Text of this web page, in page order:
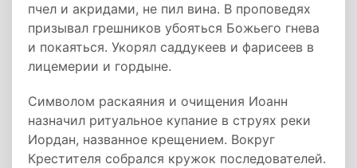
пчел и акридами, не пил вина. В проповедях
призывал грешников убояться Божьего гнева
и покаяться. Укорял саддукеев и фарисеев в
лицемерии и гордыне.
Символом раскаяния и очищения Иоанн
назначил ритуальное купание в струях реки
Иордан, названное крещением. Вокруг
Крестителя собрался кружок последователей.